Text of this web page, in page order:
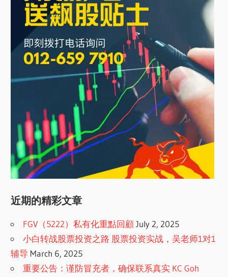
近期的精彩文章
FGV（5222）私有化重點回顧 July 2, 2025
小白转战股票投资之路 股票投资实战，吴老师1对1
辅导 March 6, 2025
重要公告：谨防冒充者，确保联系真实 KC Goh